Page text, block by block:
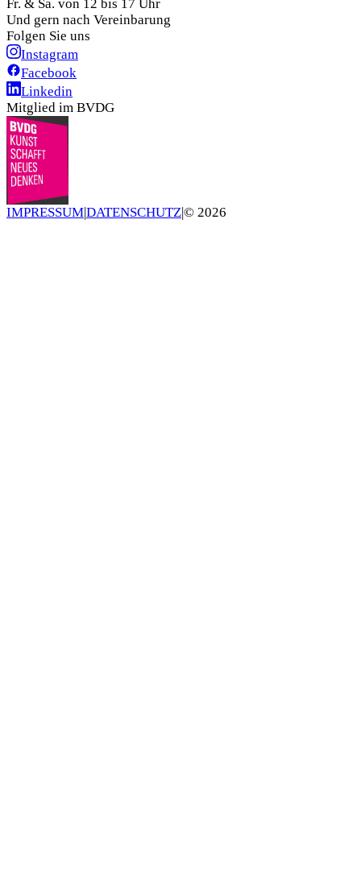
Fr. & Sa. von 12 bis 17 Uhr
Und gern nach Vereinbarung
Folgen Sie uns
Instagram
Facebook
Linkedin
Mitglied im BVDG
IMPRESSUM|DATENSCHUTZ|© 2026